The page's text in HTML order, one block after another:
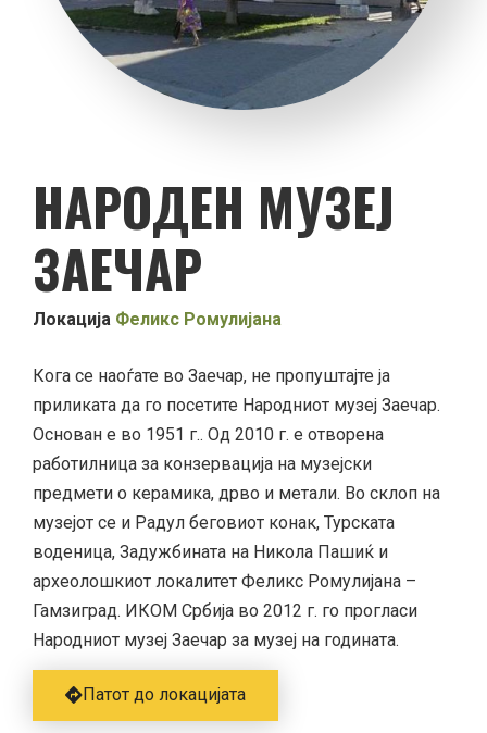
НАРОДЕН МУЗЕЈ
ЗАЕЧАР
Локација Феликс Ромулијана
Кога се наоѓате во Заечар, не пропуштајте ја
приликата да го посетите Народниот музеј Заечар.
Основан е во 1951 г.. Од 2010 г. е отворена
работилница за конзервација на музејски
предмети о керамика, дрво и метали. Во склоп на
музејот се и Радул беговиот конак, Турската
воденица, Задужбината на Никола Пашиќ и
археолошкиот локалитет Феликс Ромулијана –
Гамзиград. ИКОМ Србија во 2012 г. го прогласи
Народниот музеј Заечар за музеј на годината.
Патот до локацијата